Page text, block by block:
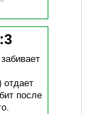
3
забивает
отдает
после